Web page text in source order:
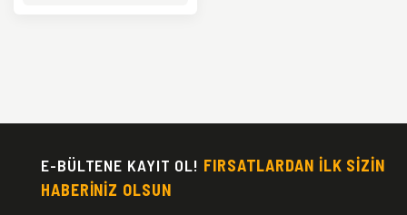
E-BÜLTENE KAYIT OL! FIRSATLARDAN İLK SİZİN
HABERİNİZ OLSUN